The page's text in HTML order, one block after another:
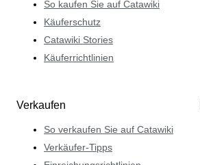
So kaufen Sie auf Catawiki
Käuferschutz
Catawiki Stories
Käuferrichtlinien
Verkaufen
So verkaufen Sie auf Catawiki
Verkäufer-Tipps